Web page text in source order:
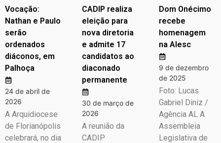
Vocação:
Nathan e Paulo
serão
ordenados
diáconos, em
Palhoça
24 de abril de
2026
A Arquidiocese
de Florianópolis
celebrará, no dia
CADIP realiza
eleição para
nova diretoria
e admite 17
candidatos ao
diaconado
permanente
30 de março de
2026
A reunião da
CADIP
Dom Onécimo
recebe
homenagem
na Alesc
9 de dezembro
de 2025
Foto: Lucas
Gabriel Diniz /
Agência AL A
Assembleia
Legislativa de